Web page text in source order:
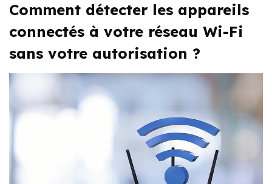
Comment détecter les appareils
connectés à votre réseau Wi-Fi
sans votre autorisation ?